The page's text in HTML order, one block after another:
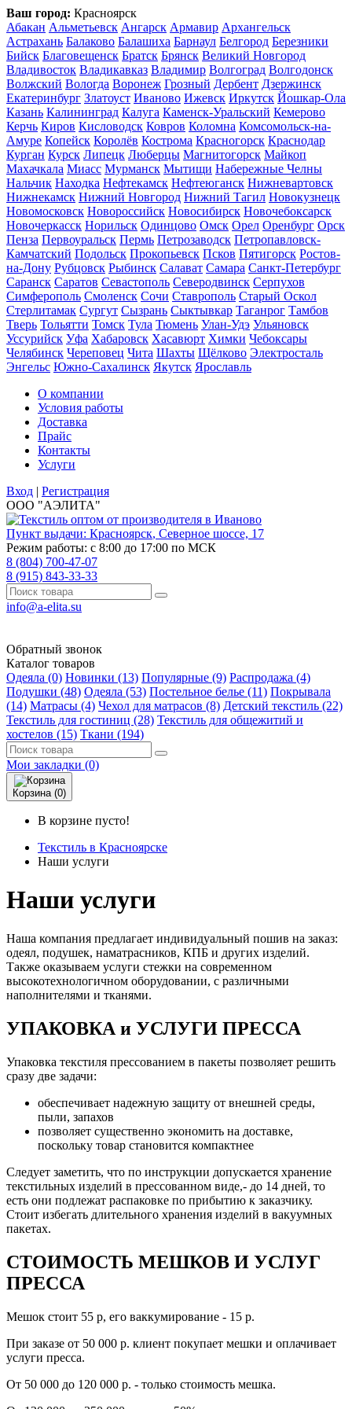
Ваш город: Красноярск
Абакан Альметьевск Ангарск Армавир Архангельск
Астрахань Балаково Балашиха Барнаул Белгород Березники
Бийск Благовещенск Братск Брянск Великий Новгород
Владивосток Владикавказ Владимир Волгоград Волгодонск
Волжский Вологда Воронеж Грозный Дербент Дзержинск
Екатеринбург Златоуст Иваново Ижевск Иркутск Йошкар-Ола
Казань Калининград Калуга Каменск-Уральский Кемерово
Керчь Киров Кисловодск Ковров Коломна Комсомольск-на-
Амуре Копейск Королёв Кострома Красногорск Краснодар
Курган Курск Липецк Люберцы Магнитогорск Майкоп
Махачкала Миасс Мурманск Мытищи Набережные Челны
Нальчик Находка Нефтекамск Нефтеюганск Нижневартовск
Нижнекамск Нижний Новгород Нижний Тагил Новокузнецк
Новомосковск Новороссийск Новосибирск Новочебоксарск
Новочеркасск Норильск Одинцово Омск Орел Оренбург Орск
Пенза Первоуральск Пермь Петрозаводск Петропавловск-
Камчатский Подольск Прокопьевск Псков Пятигорск Ростов-
на-Дону Рубцовск Рыбинск Салават Самара Санкт-Петербург
Саранск Саратов Севастополь Северодвинск Серпухов
Симферополь Смоленск Сочи Ставрополь Старый Оскол
Стерлитамак Сургут Сызрань Сыктывкар Таганрог Тамбов
Тверь Тольятти Томск Тула Тюмень Улан-Удэ Ульяновск
Уссурийск Уфа Хабаровск Хасавюрт Химки Чебоксары
Челябинск Череповец Чита Шахты Щёлково Электросталь
Энгельс Южно-Сахалинск Якутск Ярославль
О компании
Условия работы
Доставка
Прайс
Контакты
Услуги
Вход | Регистрация
ООО "АЭЛИТА"
Пункт выдачи: Красноярск, Северное шоссе, 17
Режим работы: с 8:00 до 17:00 по МСК
8 (804) 700-47-07
8 (915) 843-33-33
info@a-elita.su
Обратный звонок
Каталог товаров
Одеяла (0) Новинки (13) Популярные (9) Распродажа (4)
Подушки (48) Одеяла (53) Постельное белье (11) Покрывала
(14) Матрасы (4) Чехол для матрасов (8) Детский текстиль (22)
Текстиль для гостиниц (28) Текстиль для общежитий и
хостелов (15) Ткани (194)
Мои закладки (0)
Корзина (0)
В корзине пусто!
Текстиль в Красноярске
Наши услуги
Наши услуги
Наша компания предлагает индивидуальный пошив на заказ:
одеял, подушек, наматрасников, КПБ и других изделий.
Также оказываем услуги стежки на современном
высокотехнологичном оборудовании, с различными
наполнителями и тканями.
УПАКОВКА и УСЛУГИ ПРЕССА
Упаковка текстиля прессованием в пакеты позволяет решить
сразу две задачи:
обеспечивает надежную защиту от внешней среды,
пыли, запахов
позволяет существенно экономить на доставке,
поскольку товар становится компактнее
Следует заметить, что по инструкции допускается хранение
текстильных изделий в прессованном виде,- до 14 дней, то
есть они подлежат распаковке по прибытию к заказчику.
Стоит избегать длительного хранения изделий в вакуумных
пакетах.
СТОИМОСТЬ МЕШКОВ И УСЛУГ
ПРЕССА
Мешок стоит 55 р, его ваккумирование - 15 р.
При заказе от 50 000 р. клиент покупает мешки и оплачивает
услуги пресса.
От 50 000 до 120 000 р. - только стоимость мешка.